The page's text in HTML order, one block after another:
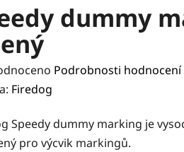
dummy
Podrobnosti hodnocení
Firedog
Speedy dummy marking je
pro výcvik markingů.